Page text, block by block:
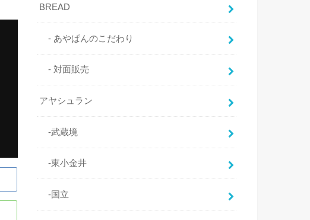
BREAD
- あやぱんのこだわり
- 対面販売
アヤシュラン
-武蔵境
-東小金井
-国立